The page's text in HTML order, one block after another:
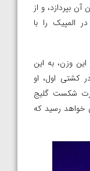
بپردازد، و از
المپیک را با
وزن، به این
کشتی اول، او
شکست گلیج
خواهد رسید که